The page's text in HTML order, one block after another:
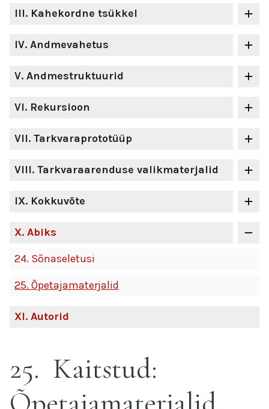
III. Kahekordne tsükkel
IV. Andmevahetus
V. Andmestruktuurid
VI. Rekursioon
VII. Tarkvaraprototüüp
VIII. Tarkvaraarenduse valikmaterjalid
IX. Kokkuvõte
X. Abiks
24. Sõnaseletusi
25. Õpetajamaterjalid
XI. Autorid
25
Kaitstud: